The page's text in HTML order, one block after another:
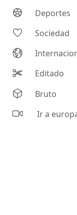
Deportes
Sociedad
Editado
Bruto
Ir a